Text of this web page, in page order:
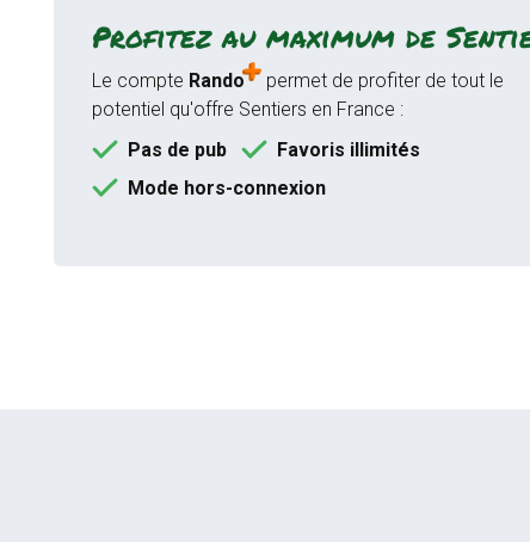
Profitez au maximum de
Le compte Rando
permet de profiter de tout le
potentiel qu'offre Sentiers en France :
Pas de pub
Favoris illimités
Mode hors-connexion